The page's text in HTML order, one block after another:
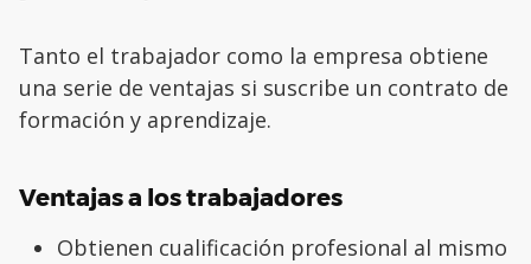
Tanto el trabajador como la empresa obtiene
una serie de ventajas si suscribe un contrato de
formación y aprendizaje.
Ventajas a los trabajadores
Obtienen cualificación profesional al mismo